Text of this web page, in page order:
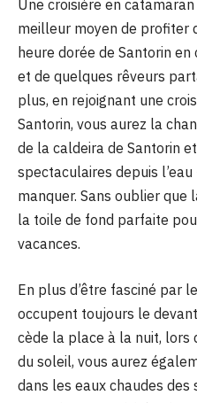
Une croisière en
meilleur moyen de profiter
heure dorée de Santorin
et de quelques rêveurs
plus, en rejoignant une
Santorin, vous aurez la
de la caldeira de Santorin
spectaculaires depuis
manquer. Sans oublier que
la toile de fond parfaite
vacances.
En plus d’être fasciné par
occupent toujours le
cède la place à la nuit, lors
du soleil, vous aurez
dans les eaux chaudes des